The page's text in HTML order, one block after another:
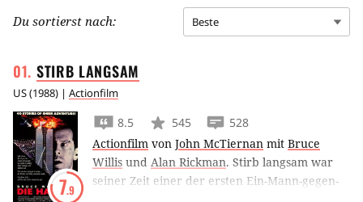
Du sortierst nach: Beste
STIRB LANGSAM
US(1988) | Actionfilm
7.9
8.5 545
528
Actionfilm von John McTiernan mit Bruce
Willis und Alan Rickman. Stirb langsam war
seiner Zeit einer der ersten Ein-Mann-gegen-